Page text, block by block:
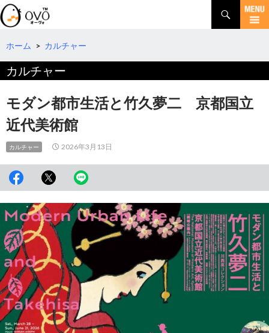
検
索
コ
テ
ツ
へ
ホーム > カルチャー
カルチャー
モダン都市生活と竹久夢二 京都国立
近代美術館
カルチャー 2026年3月13日